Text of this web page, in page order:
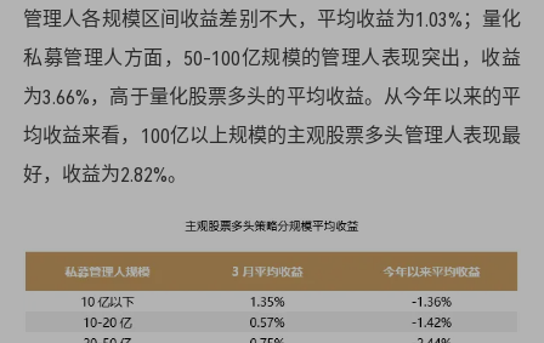
管理人各规模区间收益差别不大，平均收益为1.03%；量化
私募管理人方面，50-100亿规模的管理人表现突出，收益
为3.66%，高于量化股票多头的平均收益。从今年以来的平
均收益来看，100亿以上规模的主观股票多头管理人表现最
好，收益为2.82%。